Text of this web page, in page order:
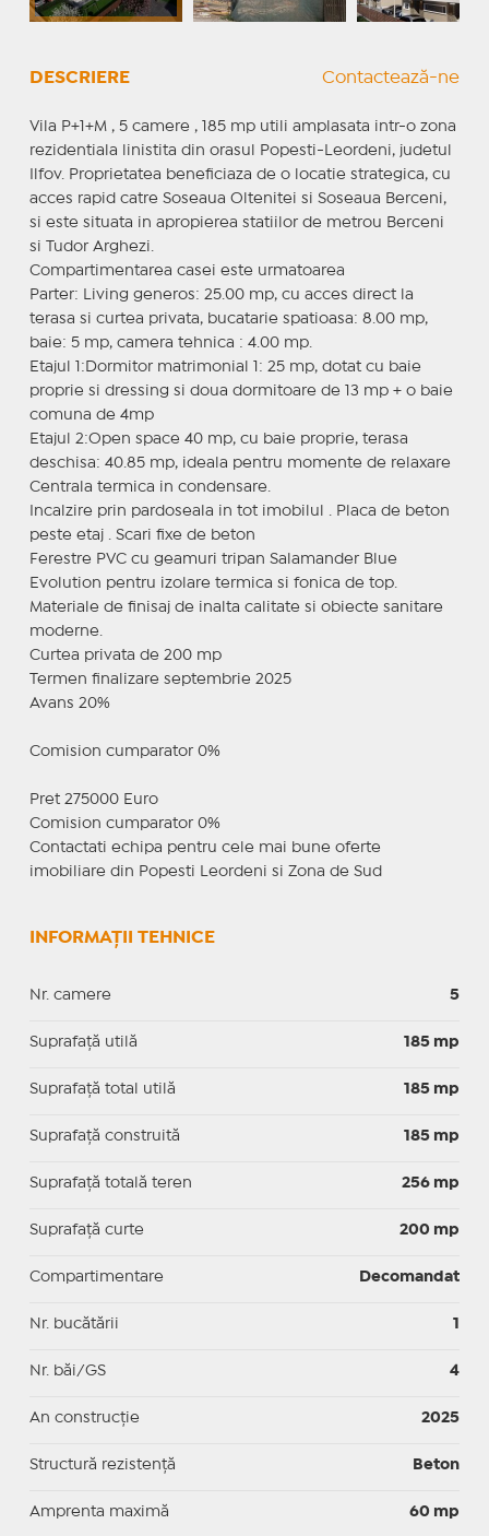
DESCRIERE Contactează-ne
Vila P+1+M , 5 camere , 185 mp utili amplasata intr-o zona
rezidentiala linistita din orasul Popesti-Leordeni, judetul
Ilfov. Proprietatea beneficiaza de o locatie strategica, cu
acces rapid catre Soseaua Oltenitei si Soseaua Berceni,
si este situata in apropierea statiilor de metrou Berceni
si Tudor Arghezi.
Compartimentarea casei este urmatoarea
Parter: Living generos: 25.00 mp, cu acces direct la
terasa si curtea privata, bucatarie spatioasa: 8.00 mp,
baie: 5 mp, camera tehnica : 4.00 mp.
Etajul 1:Dormitor matrimonial 1: 25 mp, dotat cu baie
proprie si dressing si doua dormitoare de 13 mp + o baie
comuna de 4mp
Etajul 2:Open space 40 mp, cu baie proprie, terasa
deschisa: 40.85 mp, ideala pentru momente de relaxare
Centrala termica in condensare.
Incalzire prin pardoseala in tot imobilul . Placa de beton
peste etaj . Scari fixe de beton
Ferestre PVC cu geamuri tripan Salamander Blue
Evolution pentru izolare termica si fonica de top.
Materiale de finisaj de inalta calitate si obiecte sanitare
moderne.
Curtea privata de 200 mp
Termen finalizare septembrie 2025
Avans 20%
Comision cumparator 0%
Pret 275000 Euro
Comision cumparator 0%
Contactati echipa pentru cele mai bune oferte
imobiliare din Popesti Leordeni si Zona de Sud
INFORMAȚII TEHNICE
Nr. camere 5
Suprafaţă utilă 185 mp
Suprafaţă total utilă 185 mp
Suprafaţă construită 185 mp
Suprafață totală teren 256 mp
Suprafaţă curte 200 mp
Compartimentare Decomandat
Nr. bucătării 1
Nr. băi/GS 4
An construcție 2025
Structură rezistență Beton
Amprenta maximă 60 mp